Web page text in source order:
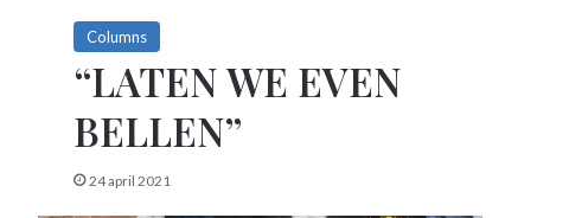
Columns
“LATEN WE EVEN
BELLEN”
24 april 2021